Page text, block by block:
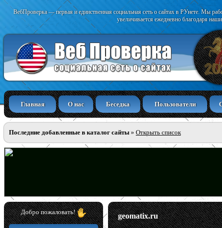
ВебПроверка — первая и единственная социальная сеть о сайтах в РУнете. Мы
увеличивается ежедневно благодаря
Главная О нас Беседка Пользователи
Последние добавленные в каталог сайты » Открыть список
Добро пожаловать! geomatix.ru